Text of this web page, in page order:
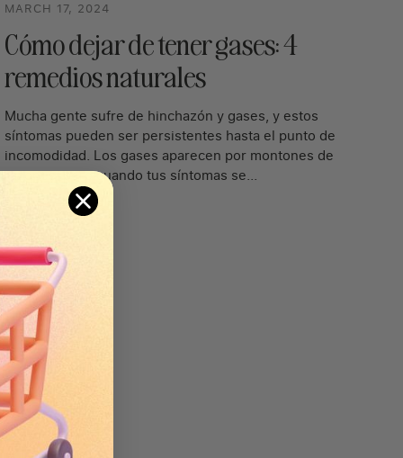
MARCH 17, 2024
Cómo dejar de tener gases: 4
remedios naturales
Mucha gente sufre de hinchazón y gases, y estos
síntomas pueden ser persistentes hasta el punto de
incomodidad. Los gases aparecen por montones de
razones, pero cuando tus síntomas se...